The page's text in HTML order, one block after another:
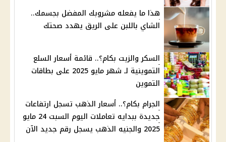
هذا ما يفعله مشروبك المفضل بجسمك..
الشاي باللبن على الريق يهدد صحتك
السكر والزيت بكام؟.. قائمة أسعار السلع
التموينية لـ شهر مايو 2025 على بطاقات
التموين
الجرام بكام؟.. أسعار الذهب تسجل ارتفاعات
جديدة ببدايه تعاملات اليوم السبت 24 مايو
2025 والجنيه الذهب يسجل رقم جديد الآن